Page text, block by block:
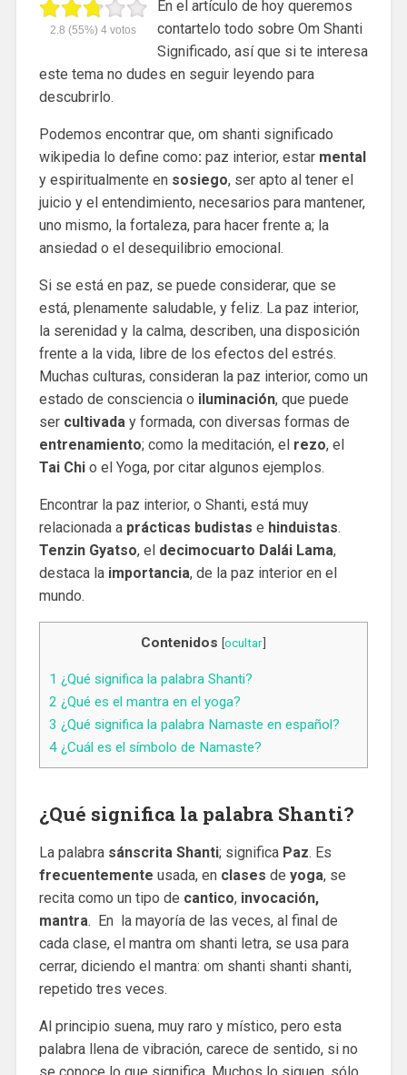
2.8 (55%)4 votos
En el artículo de hoy queremos
contartelo todo sobre Om Shanti
Significado, así que si te interesa
este tema no dudes en seguir leyendo para
descubrirlo.
Podemos encontrar que, om shanti significado
wikipedia lo define como: paz interior, estar mental
y espiritualmente en sosiego, ser apto al tener el
juicio y el entendimiento, necesarios para mantener,
uno mismo, la fortaleza, para hacer frente a; la
ansiedad o el desequilibrio emocional.
Si se está en paz, se puede considerar, que se
está, plenamente saludable, y feliz. La paz interior,
la serenidad y la calma, describen, una disposición
frente a la vida, libre de los efectos del estrés.
Muchas culturas, consideran la paz interior, como un
estado de consciencia o iluminación, que puede
ser cultivaday formada, con diversas formas de
entrenamiento; como la meditación, el rezo, el
Tai Chio el Yoga, por citar algunos ejemplos.
Encontrar la paz interior, o Shanti, está muy
relacionada a prácticas budistas e hinduistas.
Tenzin Gyatso, el decimocuarto Dalái Lama,
destaca la importancia, de la paz interior en el
mundo.
Contenidos [ocultar]
1 ¿Qué significa la palabra Shanti?
2 ¿Qué es el mantra en el yoga?
3 ¿Qué significa la palabra Namaste en español?
4¿Cuál es el símbolo de Namaste?
¿Qué significa la palabra Shanti?
La palabra sánscrita Shanti; significa Paz. Es
frecuentemente usada, en clases de yoga, se
recita como un tipo de cantico, invocación,
mantra. En la mayoría de las veces, al final de
cada clase, el mantra om shanti letra, se usa para
cerrar, diciendo el mantra: om shanti shanti shanti,
repetido tres veces.
Al principio suena, muy raro y místico, pero esta
palabra llena de vibración, carece de sentido, si no